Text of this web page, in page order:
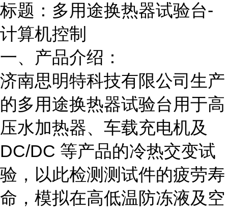
标题：多用途换热器试验台-
计算机控制
一、产品介绍：
济南思明特科技有限公司生产
的多用途换热器试验台用于高
压水加热器、车载充电机及
DC/DC 等产品的冷热交变试
验，以此检测测试件的疲劳寿
命，模拟在高低温防冻液及空